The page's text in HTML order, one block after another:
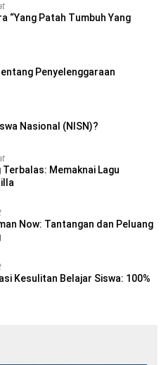
“Yang Patah Tumbuh Yang
Penyelenggaraan
Nasional (NISN)?
Terbalas: Memaknai Lagu
Now: Tantangan dan Peluang
Kesulitan Belajar Siswa: 100%